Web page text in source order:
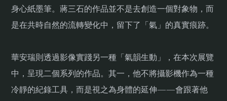
身心紙墨筆。蔣三石的作品並不是去創造一個對象物，而
是在共時自然的流轉變化中，留下了「氣」的真實痕跡。
華安瑞則透過影像實踐另一種「氣韻生動」，在本次展覽
中，呈現二個系列的作品。其一，他不將攝影機作為一種
冷靜的紀錄工具，而是視之為身體的延伸——會跟著他